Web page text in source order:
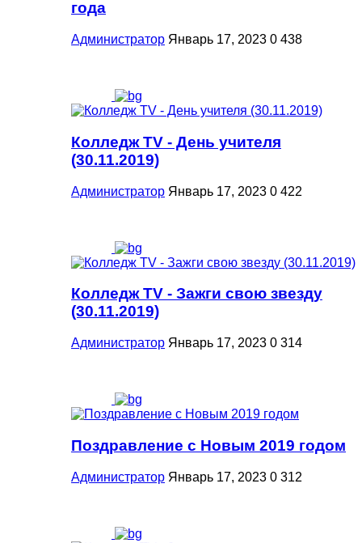
года
Администратор Январь 17, 2023 0 438
Колледж TV - День учителя
(30.11.2019)
Администратор Январь 17, 2023 0 422
Колледж TV - Зажги свою звезду
(30.11.2019)
Администратор Январь 17, 2023 0 314
Поздравление с Новым 2019 годом
Администратор Январь 17, 2023 0 312